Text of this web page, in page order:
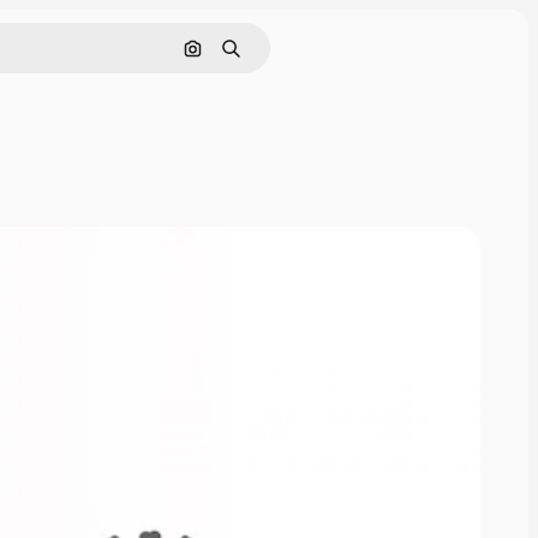
Cerca per immagine
Ricerca